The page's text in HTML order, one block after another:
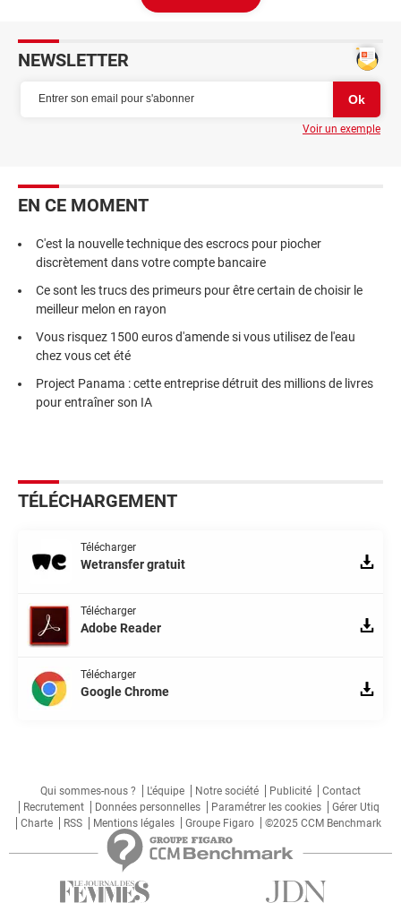
NEWSLETTER
Voir un exemple
EN CE MOMENT
C'est la nouvelle technique des escrocs pour piocher
discrètement dans votre compte bancaire
Ce sont les trucs des primeurs pour être certain de choisir le
meilleur melon en rayon
Vous risquez 1500 euros d'amende si vous utilisez de l'eau
chez vous cet été
Project Panama : cette entreprise détruit des millions de livres
pour entraîner son IA
TÉLÉCHARGEMENT
Télécharger
Wetransfer gratuit
Télécharger
Adobe Reader
Télécharger
Google Chrome
Qui sommes-nous ? L'équipe Notre société Publicité
Contact
Recrutement
Données personnelles Paramétrer les cookies
Gérer Utiq
Charte
RSS Mentions légales Groupe Figaro ©2025 CCM Benchmark